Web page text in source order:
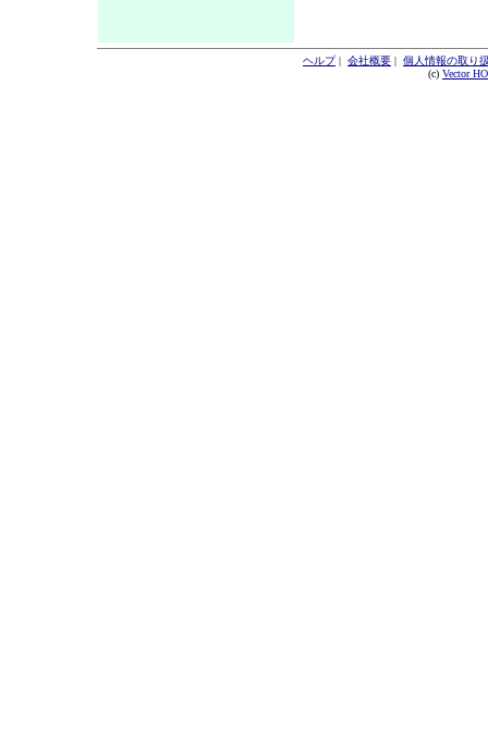
ヘルプ| 会社概要 | 個人情報の取り
(c) Vector